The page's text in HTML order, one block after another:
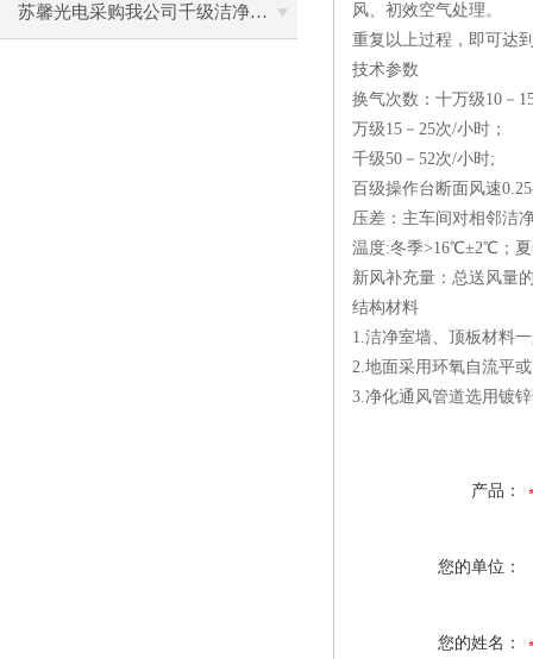
苏馨光电采购我公司千级洁净棚普通工作台一批（7月07日）已顺利交货
风、初效空气处理。
重复以上过程，即可达
技术参数
换气次数：十万级10－
万级15－25次/小时；
千级50－52次/小时;
百级操作台断面风速
压差：主车间对相邻洁
温度:冬季>16℃±2℃；
新风补充量：总送风量
结构材料
1.洁净室墙、顶板材料
2.地面采用环氧自流平
3.净化通风管道选用镀
产品：
您的单位：
您的姓名：